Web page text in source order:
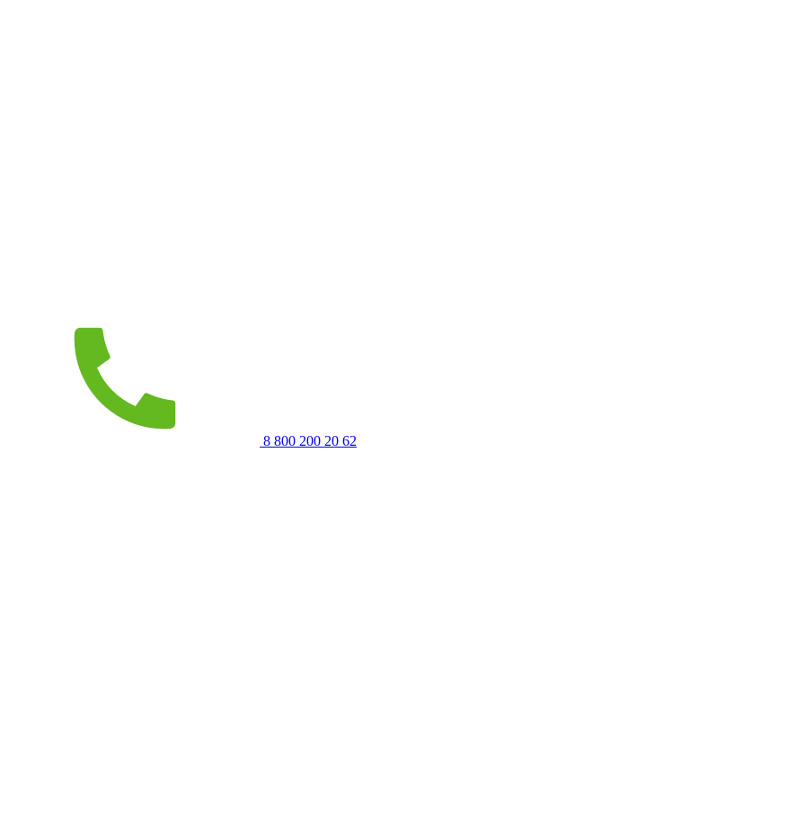
8 800 200 20 62